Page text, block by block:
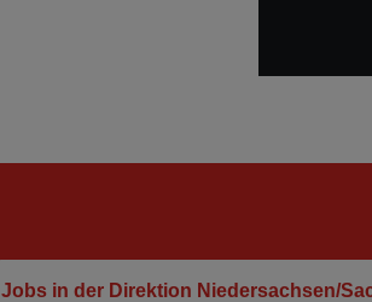
Jobs in der Direktion Niedersachsen/